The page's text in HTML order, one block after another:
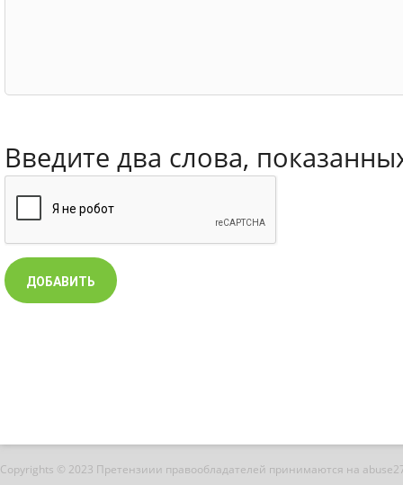
Введите два слова,
Copyrights © 2023 Претензиии правообладателей принимаются на